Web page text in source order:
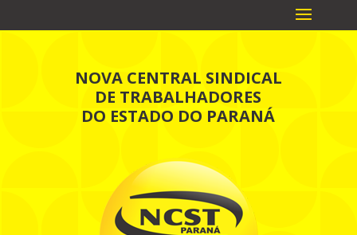
NOVA CENTRAL SINDICAL
DE TRABALHADORES
DO ESTADO DO PARANÁ